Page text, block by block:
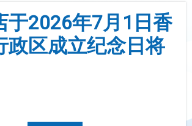
于2026年7月1日香
政区成立纪念日将